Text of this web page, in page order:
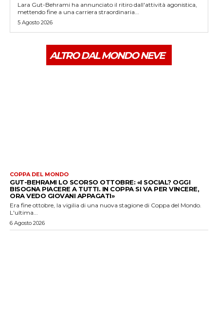
Lara Gut-Behrami ha annunciato il ritiro dall'attività agonistica,
mettendo fine a una carriera straordinaria...
5 Agosto 2026
ALTRO DAL MONDO NEVE
COPPA DEL MONDO
GUT-BEHRAMI LO SCORSO OTTOBRE: «I SOCIAL? OGGI
BISOGNA PIACERE A TUTTI. IN COPPA SI VA PER VINCERE,
ORA VEDO GIOVANI APPAGATI»
Era fine ottobre, la vigilia di una nuova stagione di Coppa del Mondo.
L'ultima...
6 Agosto 2026